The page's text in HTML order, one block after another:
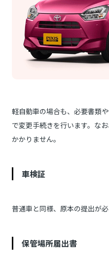
軽自動車の場合も、必要書類
で変更手続きを行います。な
かかりません。
車検証
普通車と同様、原本の提出が必
保管場所届出書